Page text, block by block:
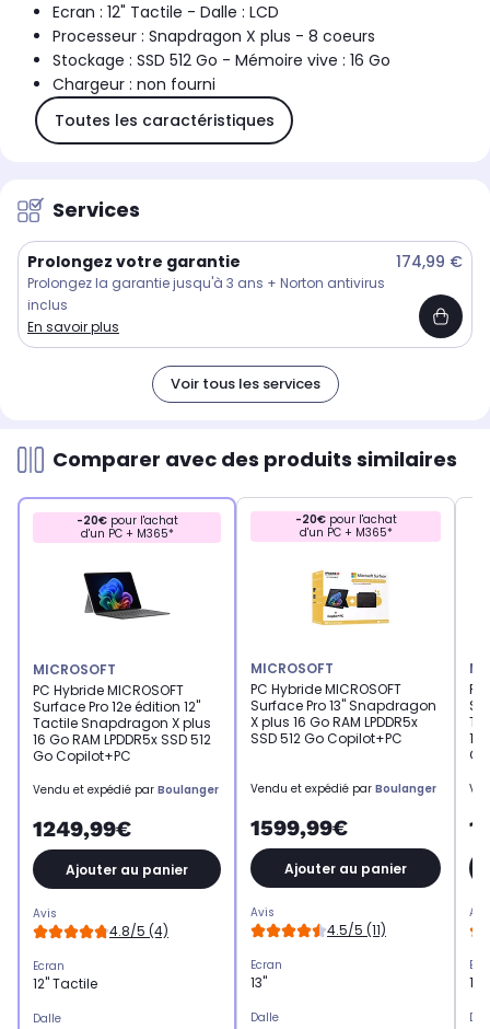
Ecran : 12" Tactile - Dalle : LCD
Processeur : Snapdragon X plus - 8 coeurs
Stockage : SSD 512 Go - Mémoire vive : 16 Go
Chargeur : non fourni
Toutes les caractéristiques
Services
Prolongez votre garantie 174,99 €
Prolongez la garantie jusqu'à 3 ans + Norton antivirus
inclus
En savoir plus
Voir tous les services
Comparer avec des produits similaires
-20€pour l'achat
d'un PC + M365*
MICROSOFT
PC Hybride MICROSOFT
Surface Pro 12e édition 12"
Tactile Snapdragon X plus
16 Go RAM LPDDR5x SSD 512
Go Copilot+PC
Vendu et expédié par Boulanger
1249,99€
Ajouter au panier
Avis
4.8/5 (4)
Ecran
12" Tactile
Dalle
-20€pour l'achat
d'un PC + M365*
MICROSOFT
PC Hybride MICROSOFT
Surface Pro 13" Snapdragon
X plus 16 Go RAM LPDDR5x
SSD 512 Go Copilot+PC
Vendu et expédié par Boulanger
1599,99€
Ajouter au panier
Avis
4.5/5 (11)
Ecran
13"
Dalle
16